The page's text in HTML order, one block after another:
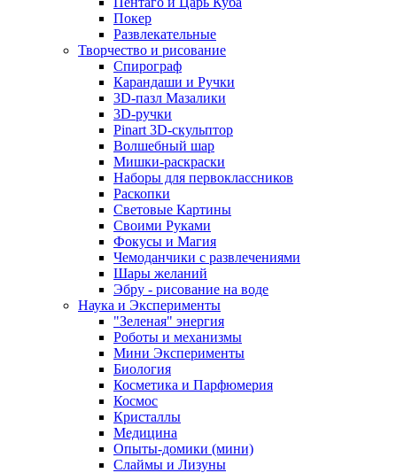
Покер
Развлекательные
Творчество и рисование
Спирограф
Карандаши и Ручки
3D-пазл Мазалики
3D-ручки
Pinart 3D-скульптор
Волшебный шар
Мишки-раскраски
Наборы для первоклассников
Раскопки
Световые Картины
Своими Руками
Фокусы и Магия
Чемоданчики с развлечениями
Шары желаний
Эбру - рисование на воде
Наука и Эксперименты
"Зеленая" энергия
Роботы и механизмы
Мини Эксперименты
Биология
Косметика и Парфюмерия
Космос
Кристаллы
Медицина
Опыты-домики (мини)
Слаймы и Лизуны